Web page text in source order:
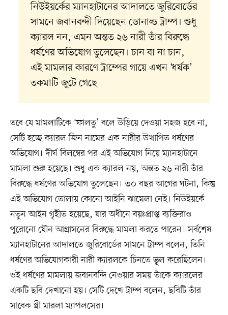
নিউইয়র্কের ম্যানহাটানের আদালতে জুরিবোর্ডের
সামনে জবানবন্দী দিয়েছেন ডোনাল্ড ট্রাম্প। শুধু
ক্যারল নন, এমন অন্তত ২৬ নারী তাঁর বিরুদ্ধে
ধর্ষণের অভিযোগ তুলেছেন। চান বা না চান,
এই মামলার কারণে ট্রাম্পের গায়ে এখন ‘ধর্ষক’
তকমাটি জুটে গেছে
তবে যে মামলাটিকে ‘ফালতু’ বলে উড়িয়ে দেওয়া সহজ হবে না,
সেটি হচ্ছে ক্যারল জিন নামের এক নারীর উত্থাপিত ধর্ষণের
অভিযোগ। দীর্ঘ বিলম্বের পর এই অভিযোগ নিয়ে ম্যানহাটানে
মামলা শুরু হয়েছে। শুধু এক ক্যারল নয়, অন্তত ২৬ নারী তাঁর
বিরুদ্ধে ধর্ষণের অভিযোগ তুলেছেন। ৩০ বছর আগের ঘটনা, কিন্তু
এই অভিযোগ তোলায় কোনো আইনি ঝামেলা নেই। নিউইয়র্কে
নতুন আইন গৃহীত হয়েছে, যার অধীনে বয়ঃপ্রাপ্ত ব্যক্তিরাও
পুরোনো যৌন আগ্রাসনের বিরুদ্ধে মামলা করতে পারেন। সর্বশেষ
ম্যানহাটানের আদালতে জুরিবোর্ডের সামনে ট্রাম্প বলেন, তিনি
ধর্ষণের অভিযোগকারী নারী ক্যারলকে চিনতে ভুল করেছিলেন।
ওই ধর্ষণের মামলায় জবানবন্দি নেওয়ার সময় তাঁকে ক্যারলের
একটি ছবি দেখানো হয়। সেটি দেখে ট্রাম্প বলেন, ছবিটি তাঁর
সাবেক স্ত্রী মারলা ম্যাপলসের।